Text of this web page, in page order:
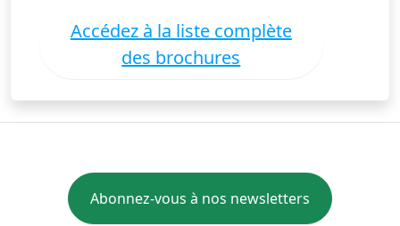
Accédez à la liste complète
des brochures
Abonnez-vous à nos newsletters